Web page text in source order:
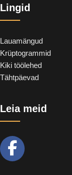
Lingid
Lauamängud
Krüptogrammid
Kiki töölehed
Tähtpäevad
Leia meid